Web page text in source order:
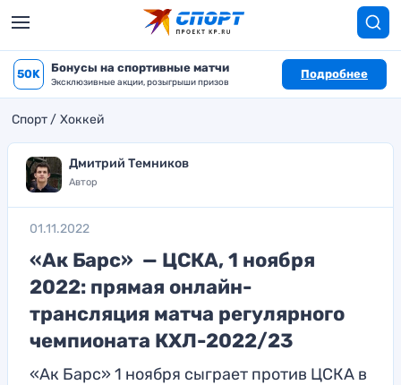
50K Бонусы на спортивные матчи
Эксклюзивные акции, розыгрыши призов
Подробнее
Спорт Хоккей
Дмитрий Темников
Автор
01.11.2022
«Ак Барс» — ЦСКА, 1 ноября
2022: прямая онлайн-
трансляция матча регулярного
чемпионата КХЛ-2022/23
«Ак Барс» 1 ноября сыграет против ЦСКА в